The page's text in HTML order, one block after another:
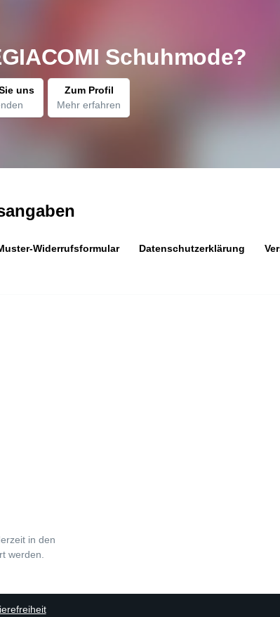
Schuhmode?
uns
Zum Profil
Mehr erfahren
Widerrufsformular Datenschutzerklärung
in den
werden.